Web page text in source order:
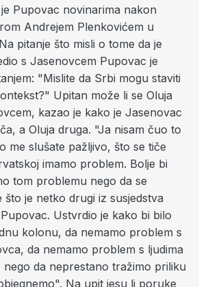
Pupovac novinarima nakon
Andrejem Plenkovićem u
pitanje što misli o tome da je
s Jasenovcem Pupovac je
"Mislite da Srbi mogu staviti
Upitan može li se Oluja
kazao je kako je Jasenovac
a Oluja druga. "Ja nisam čuo to
me slušate pažljivo, što se tiče
imamo problem. Bolje bi
tom problemu nego da se
što je netko drugi iz susjedstva
Ustvrdio je kako bi bilo
kolonu, da nemamo problem s
da nemamo problem s ljudima
da neprestano tražimo priliku
Na upit jesu li poruke